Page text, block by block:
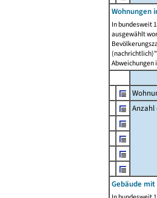
Wohnungen
In bundesweit
ausgewählt
Abweichungen
Anzahl
Gebäude